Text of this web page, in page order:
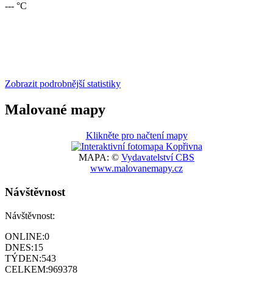
--- °C
Zobrazit podrobnější statistiky
Malované mapy
Klikněte pro načtení mapy
MAPA: © Vydavatelství CBS
www.malovanemapy.cz
Návštěvnost
Návštěvnost:
ONLINE:0
DNES:15
TÝDEN:543
CELKEM:969378